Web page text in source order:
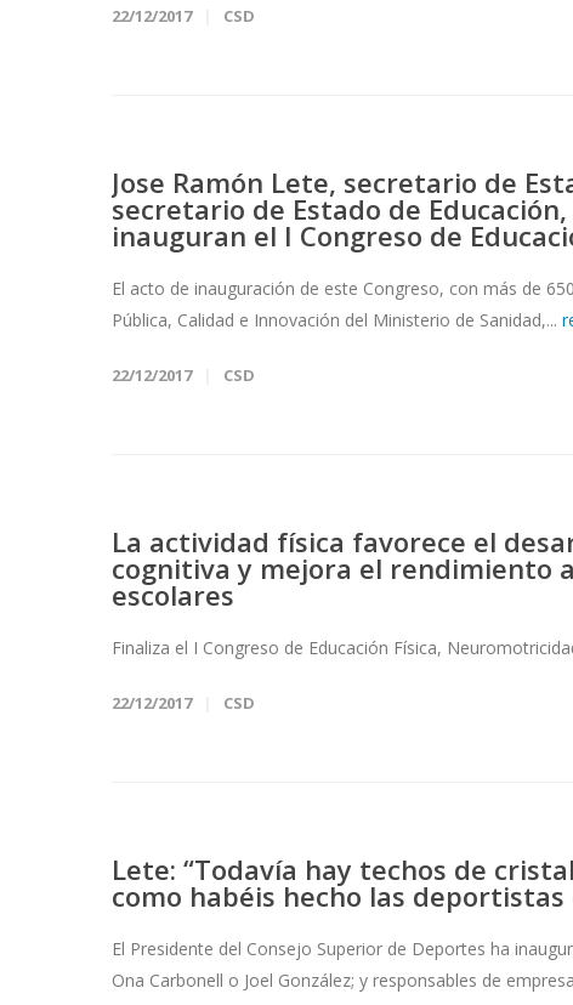
22/12/2017 CSD
Jose Ramón Lete, secretario de
secretario de Estado de
inauguran el I Congreso de
El acto de inauguración de este Congreso, con más de
Pública, Calidad e Innovación del Ministerio de Sanidad,...
22/12/2017 CSD
La actividad física favorece el
cognitiva y mejora el rendimiento
escolares
Finaliza el I Congreso de Educación Física,
22/12/2017 CSD
Lete: “Todavía hay techos de
como habéis hecho las deportistas
El Presidente del Consejo Superior de Deportes ha
Ona Carbonell o Joel González; y responsables de